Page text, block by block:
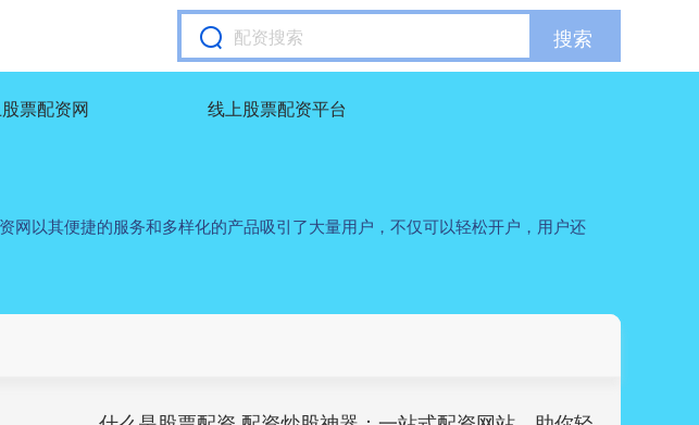
搜索
票配资网 线上股票配资平台
以其便捷的服务和多样化的产品吸引了大量用户，不仅可以轻松开户，用户还